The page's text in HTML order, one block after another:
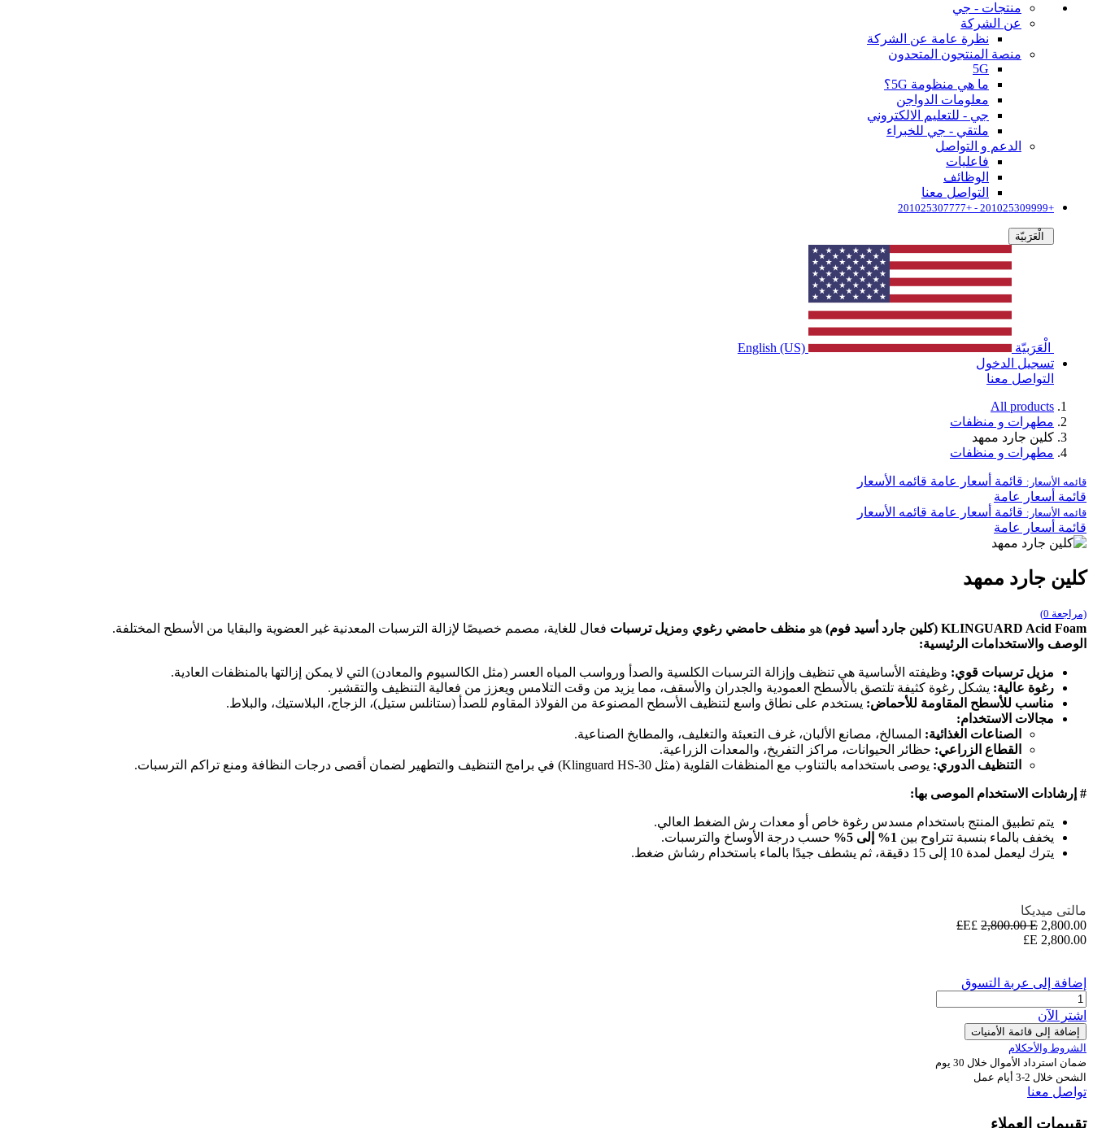
منتجات - جي
عن الشركة
نظرة عامة عن الشركة
منصة المنتجون المتحدون
5G
ما هي منظومة 5G؟
معلومات الدواجن
جي - للتعليم الالكتروني
ملتقي - جي للخبراء
الدعم و التواصل
فاعليات
الوظائف
التواصل معنا
+201025309999 - +201025307777
الْعَرَبيّة
الْعَرَبيّة
English (US)
تسجيل الدخول
التواصل معنا
All products
مطهرات و منظفات
كلين جارد ممهد
مطهرات و منظفات
قائمه الأسعار: قائمة أسعار عامة قائمه الأسعار
قائمة أسعار عامة
قائمه الأسعار: قائمة أسعار عامة قائمه الأسعار
قائمة أسعار عامة
كلين جارد ممهد
(مراجعة 0)
KLINGUARD Acid Foam (كلين جارد أسيد فوم) هو منظف حامضي رغوي ومزيل ترسبات فعال للغاية، مصمم خصيصًا لإزالة الترسبات المعدنية غير العضوية والبقايا من الأسطح المختلفة.
الوصف والاستخدامات الرئيسية:
مزيل ترسبات قوي: وظيفته الأساسية هي تنظيف وإزالة الترسبات الكلسية والصدأ ورواسب المياه العسر (مثل الكالسيوم والمعادن) التي لا يمكن إزالتها بالمنظفات العادية.
رغوة عالية: يشكل رغوة كثيفة تلتصق بالأسطح العمودية والجدران والأسقف، مما يزيد من وقت التلامس ويعزز من فعالية التنظيف والتقشير.
مناسب للأسطح المقاومة للأحماض: يستخدم على نطاق واسع لتنظيف الأسطح المصنوعة من الفولاذ المقاوم للصدأ (ستانلس ستيل)، الزجاج، البلاستيك، والبلاط.
مجالات الاستخدام:
الصناعات الغذائية: المسالخ، مصانع الألبان، غرف التعبئة والتغليف، والمطابخ الصناعية.
القطاع الزراعي: حظائر الحيوانات، مراكز التفريخ، والمعدات الزراعية.
التنظيف الدوري: يوصى باستخدامه بالتناوب مع المنظفات القلوية (مثل Klinguard HS-30) في برامج التنظيف والتطهير لضمان أقصى درجات النظافة ومنع تراكم الترسبات.
# إرشادات الاستخدام الموصى بها:
يتم تطبيق المنتج باستخدام مسدس رغوة خاص أو معدات رش الضغط العالي.
يخفف بالماء بنسبة تتراوح بين 1% إلى 5%
حسب درجة الأوساخ والترسبات.
يترك ليعمل لمدة 10 إلى 15 دقيقة، ثم يشطف جيدًا بالماء باستخدام رشاش ضغط.
مالتى ميديكا
2,800.00
2,800.00E£
2,800.00
إضافة إلى عربة التسوق
اشترِ الآن
إضافة إلى قائمة الأمنيات
الشروط والأحكلام
ضمان استرداد الأموال خلال 30 يوم
الشحن خلال 2-3 أيام عمل
تواصل معنا
تقييمات العملاء